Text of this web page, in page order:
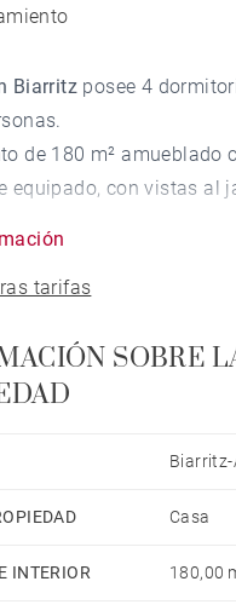
Biarritz posee 4
de 180 m² amueblado
equipado, con vistas al
restaurantes.
chimenea,
calefacción central,
2 Televisores, satélite.
horno,
vajilla/
tarifas
SOBRE
Casa
INTERIOR 180,00